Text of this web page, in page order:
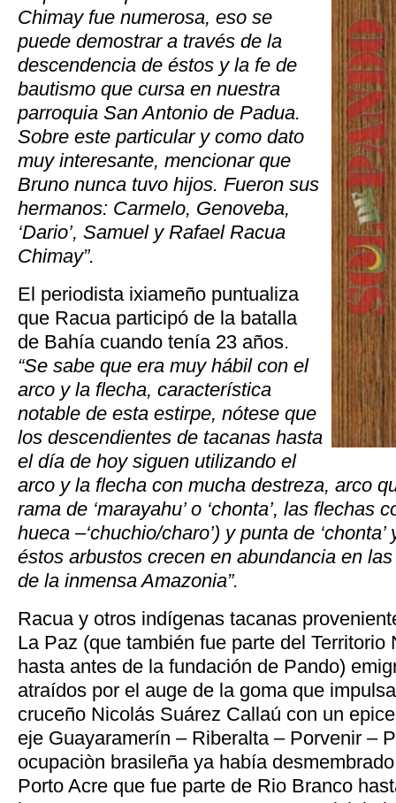
Chimay fue numerosa, eso se
puede demostrar a través de la
descendencia de éstos y la fe de
bautismo que cursa en nuestra
parroquia San Antonio de Padua.
Sobre este particular y como dato
muy interesante, mencionar que
Bruno nunca tuvo hijos. Fueron sus
hermanos: Carmelo, Genoveba,
‘Dario’, Samuel y Rafael Racua
Chimay”.
El periodista ixiameño puntualiza
que Racua participó de la batalla
de Bahía cuando tenía 23 años.
“Se sabe que era muy hábil con el
arco y la flecha, característica
notable de esta estirpe, nótese que
los descendientes de tacanas hasta
el día de hoy siguen utilizando el
arco y la flecha con mucha destreza, arco
rama de ‘marayahu’ o ‘chonta’, las flechas
hueca –‘chuchio/charo’) y punta de
éstos arbustos crecen en abundancia en
de la inmensa Amazonia”.
Racua y otros indígenas tacanas
La Paz (que también fue parte del Territorio
hasta antes de la fundación de Pando)
atraídos por el auge de la goma que
cruceño Nicolás Suárez Callaú con un
eje Guayaramerín – Riberalta – Porvenir –
ocupaciòn brasileña ya había
Porto Acre que fue parte de Rio Branco